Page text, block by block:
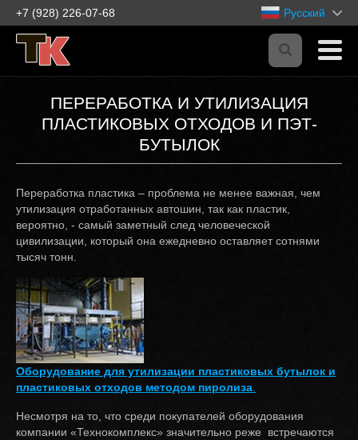
+7 (928) 226-07-68 Русский
ПЕРЕРАБОТКА И УТИЛИЗАЦИЯ
ПЛАСТИКОВЫХ ОТХОДОВ И ПЭТ-
БУТЫЛОК
Переработка пластика – проблема не менее важная, чем
утилизация отработанных автошин, так как пластик,
вероятно, - самый заметный след человеческой
цивилизации, который она ежедневно оставляет сотнями
тысяч тонн.
Оборудование для утилизации пластиковых бутылок и
пластиковых отходов методом пиролиза.
Несмотря на то, что среди покупателей оборудования
компании «Технокомплекс» значительно реже встречаются